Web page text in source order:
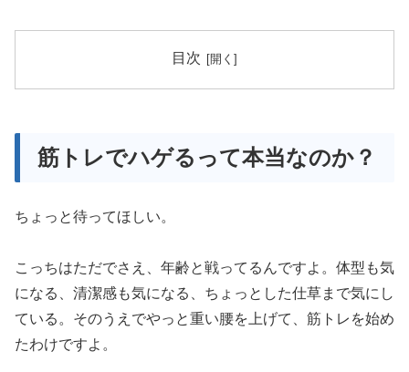
目次
筋トレでハゲるって本当なのか？
ちょっと待ってほしい。
こっちはただでさえ、年齢と戦ってるんですよ。体型も気
になる、清潔感も気になる、ちょっとした仕草まで気にし
ている。そのうえでやっと重い腰を上げて、筋トレを始め
たわけですよ。